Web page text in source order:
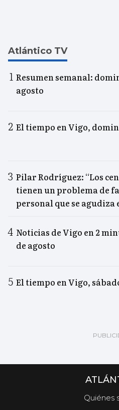
Atlántico TV
Resumen semanal:
agosto
El tiempo en Vigo,
Pilar Rodríguez: “Los
tienen un problema de
personal que se agudiza
Noticias de Vigo en 2
de agosto
El tiempo en Vigo,
Quiénes